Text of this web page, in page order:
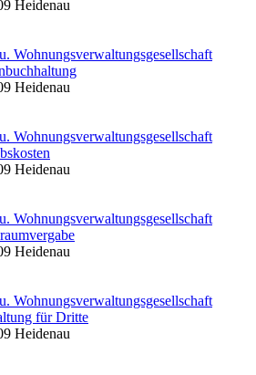
Heidenau
Wohnungsverwaltungsgesellschaft
Heidenau
Wohnungsverwaltungsgesellschaft
Heidenau
Wohnungsverwaltungsgesellschaft
Heidenau
Wohnungsverwaltungsgesellschaft
für Dritte
Heidenau